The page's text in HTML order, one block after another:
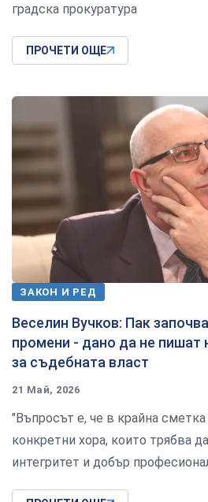
градска прокуратура
ПРОЧЕТИ ОЩЕ
ЗАКОН И РЕД
Веселин Вучков: Пак
промени - дано да не пишат
за съдебната власт
21 Май, 2026
"Въпросът е, че в крайна
конкретни хора, които трябва
интегритет и добър